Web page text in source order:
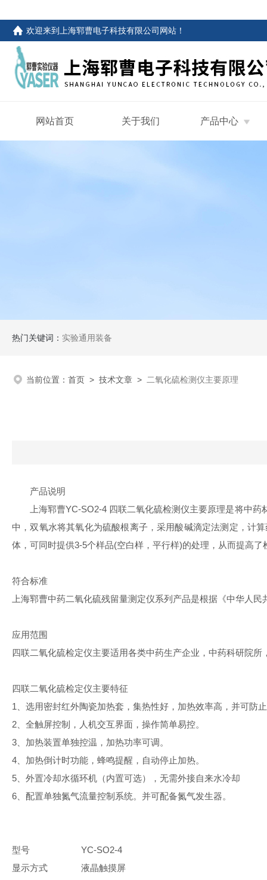
欢迎来到 上海郓曹电子科技有限公司网站 ！
网站首页 关于我们 产品中心
热门关键词： 实验通用装备
当前位置： 首页 > 技术文章 > 二氧化硫检测仪主要原理
产品说明
上海郓曹YC-SO2-4 四联二氧化硫检测仪主要原理是将中
中，双氧水将其氧化为硫酸根离子，采用酸碱滴定法测定，计
体，可同时提供3-5个样品(空白样，平行样)的处理，从而提高
符合标准
上海郓曹中药二氧化硫残留量测定仪系列产品是根据《中华人
应用范围
四联二氧化硫检定仪主要适用各类中药生产企业，中药科研院
四联二氧化硫检定仪主要特征
1、选用密封红外陶瓷加热套，集热性好，加热效率高，并可防
2、全触屏控制，人机交互界面，操作简单易控。
3、加热装置单独控温，加热功率可调。
4、加热倒计时功能，蜂鸣提醒，自动停止加热。
5、外置冷却水循环机（内置可选），无需外接自来水冷却
6、配置单独氮气流量控制系统。并可配备氮气发生器。
型号
YC-SO2-4
显示方式
液晶触摸屏